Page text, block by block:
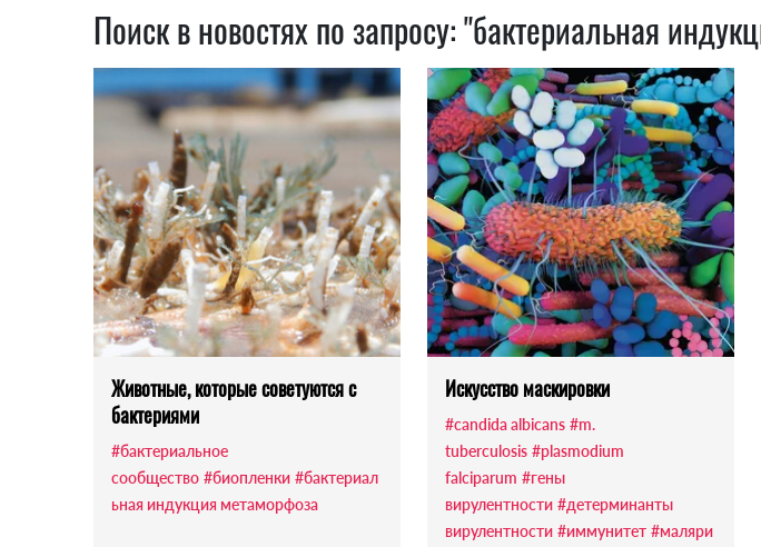
Поиск в новостях по запросу: "бактериальная
Животные, которые советуются с
бактериями
#бактериальное
сообщество #биопленки #бактериал
ьная индукция метаморфоза
Искусство маскировки
#candida albicans #m.
tuberculosis #plasmodium
falciparum #гены
вирулентности #детерминанты
вирулентности #иммунитет #маляри